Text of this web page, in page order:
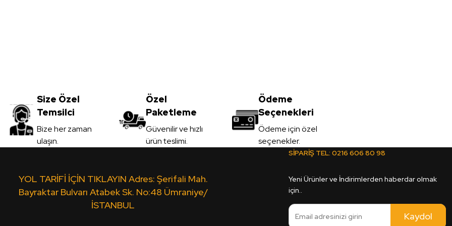
Gönder
3.450,00TL
KDV Dahil
Sipariş Ver
3.450,00
KDV Dahil
Sipariş Ver
MDFLAM Vt-10A Leon MDFLAM Yt-42C Legato MDFLAM
Size Özel
Temsilci
Bize her zaman
ulaşın.
Özel
Paketleme
Güvenilir ve hızlı
ürün teslimi.
Ödeme
Seçenekleri
Ödeme için özel
seçenekler.
YOL TARİFİ İÇİN TIKLAYIN Adres: Şerifali Mah.
Bayraktar Bulvarı Atabek Sk. No:48 Ümraniye/
İSTANBUL
SİPARİŞ TEL: 0216 606 80 98
Yeni Ürünler ve İndirimlerden haberdar olmak
için..
Kaydol